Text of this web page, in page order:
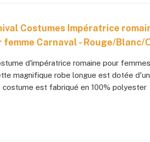
Costumes Impératrice
femme Carnaval - Rouge/Blanc/
d'impératrice romaine pour femmes
magnifique robe longue est dotée
costume est fabriqué en 100% polyester